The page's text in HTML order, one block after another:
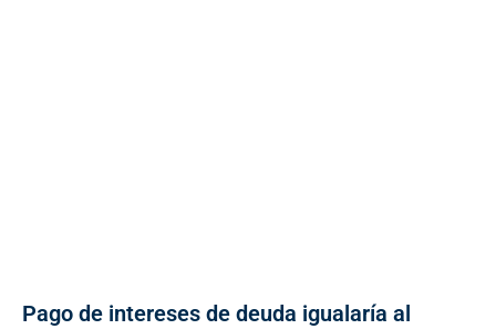
Pago de intereses de deuda igualaría al